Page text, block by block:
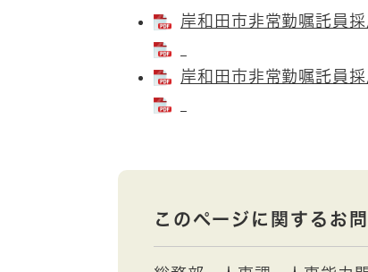
岸和田市非常勤嘱託員
岸和田市非常勤嘱託員
このページに関するお